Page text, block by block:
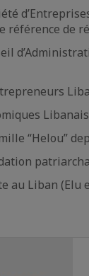
référence de
“Helou”
au Liban (Elu